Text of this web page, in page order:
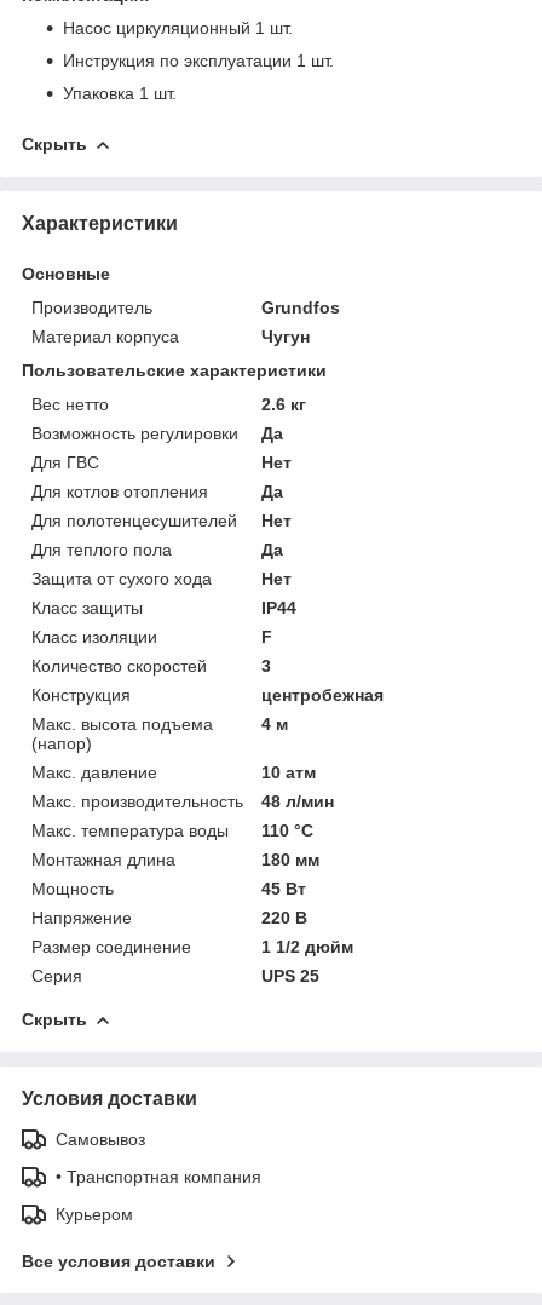
Насос циркуляционный 1 шт.
Инструкция по эксплуатации 1 шт.
Упаковка 1 шт.
Скрыть
Характеристики
Основные
Производитель
Grundfos
Материал корпуса
Чугун
Пользовательские характеристики
Вес нетто
2.6 кг
Возможность регулировки
Да
Для ГВС
Нет
Для котлов отопления
Да
Для полотенцесушителей
Нет
Для теплого пола
Да
Защита от сухого хода
Нет
Класс защиты
IP44
Класс изоляции
F
Количество скоростей
3
Конструкция
центробежная
Макс. высота подъема
(напор)
4 м
Макс. давление
10 атм
Макс. производительность
48 л/мин
Макс. температура воды
110 °C
Монтажная длина
180 мм
Мощность
45 Вт
Напряжение
220 В
Размер соединение
1 1/2 дюйм
Серия
UPS 25
Скрыть
Условия доставки
Самовывоз
• Транспортная компания
Курьером
Все условия доставки